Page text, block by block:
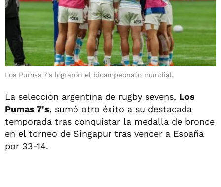
Los Pumas 7's lograron el bicampeonato mundial.
La selección argentina de rugby sevens, Los
Pumas 7's, sumó otro éxito a su destacada
temporada tras conquistar la medalla de bronce
en el torneo de Singapur tras vencer a España
por 33-14.